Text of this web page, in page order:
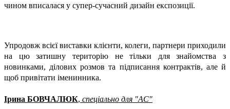
чином вписалася у супер-сучасний дизайн експозиції.
Упродовж всієї виставки клієнти, колеги, партнери приходили
на цю затишну територію не тільки для знайомства з
новинками, ділових розмов та підписання контрактів, але й
щоб привітати іменинника.
Ірина БОВЧАЛЮК, спеціально для "АС"